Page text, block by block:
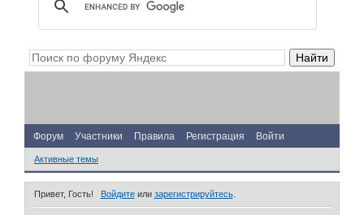
Форум Участники Правила Регистрация Войти
Активные темы
Привет, Гость! Войдитеили зарегистрируйтесь.